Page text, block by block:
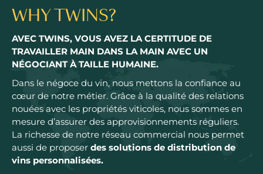
WHY TWINS?
AVEC TWINS, VOUS AVEZ LA CERTITUDE DE
TRAVAILLER MAIN DANS LA MAIN AVEC UN
NÉGOCIANT À TAILLE HUMAINE.
Dans le négoce du vin, nous mettons la confiance au
cœur de notre métier. Grâce à la qualité des relations
nouées avec les propriétés viticoles, nous sommes en
mesure d’assurer des approvisionnements réguliers.
La richesse de notre réseau commercial nous permet
aussi de proposer des solutions de distribution de
vins personnalisées.